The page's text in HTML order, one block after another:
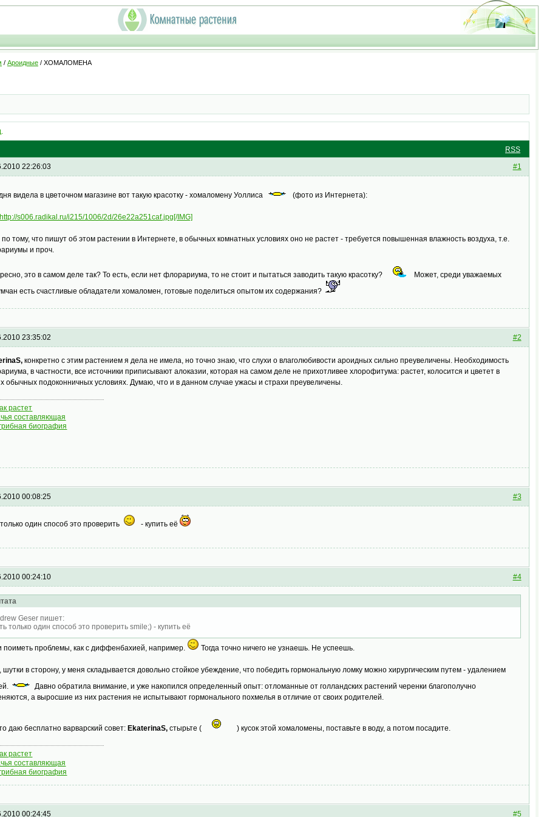
/ Ароидные / ХОМАЛОМЕНА
RSS
#1
22:26:03
видела в цветочном магазине вот такую красотку - хомаломену Уоллиса (фото из Интернета):
s006.radikal.ru/i215/1006/2d/26e22a251caf.jpg[/IMG]
тому, что пишут об этом растении в Интернете, в обычных комнатных условиях оно не растет - требуется повышенная влажность воздуха, т.е.
и проч.
это в самом деле так? То есть, если нет флорариума, то не стоит и пытаться заводить такую красотку?
Может, среди уважаемых
есть счастливые обладатели хомаломен, готовые поделиться опытом их содержания?
#2
23:35:02
конкретно с этим растением я дела не имела, но точно знаю, что слухи о влаголюбивости ароидных сильно преувеличены. Необходимость
в частности, все источники приписывают алоказии, которая на самом деле не прихотливее хлорофитума: растет, колосится и цветет в
обычных подоконничных условиях. Думаю, что и в данном случае ужасы и страхи преувеличены.
растет
составляющая
биография
#3
00:08:25
один способ это проверить - купить её
#4
00:24:10
Geser пишет:
только один способ это проверить smile;) - купить её
поиметь проблемы, как с диффенбахией, например. Тогда точно ничего не узнаешь. Не успеешь.
шутки в сторону, у меня складывается довольно стойкое убеждение, что победить гормональную ломку можно хирургическим путем - удалением
Давно обратила внимание, и уже накопился определенный опыт: отломанные от голландских растений черенки благополучно
а выросшие из них растения не испытывают гормонального похмелья в отличие от своих родителей.
даю бесплатно варварский совет:EkaterinaS, стырьте ( ) кусок этой хомаломены, поставьте в воду, а потом посадите.
растет
составляющая
биография
#5
00:24:45